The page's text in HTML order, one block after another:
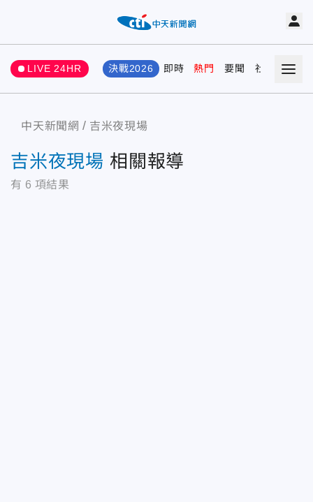
LIVE 24HR 決戰2026 即時 熱門 要聞 社會 娛樂
中天新聞網 吉米夜現場
吉米夜現場 相關報導
有 6 項結果